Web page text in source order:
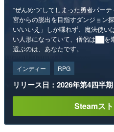
“ぜんめつ”してしまった勇者パー
宮からの脱出を目指すダンジョン
い/いいえ」しか喋れず、魔法使い
い人形になっていて、僧侶は██を
選ぶのは、あなたです。
インディー RPG
リリース日：2026年第4四半期
Steamス